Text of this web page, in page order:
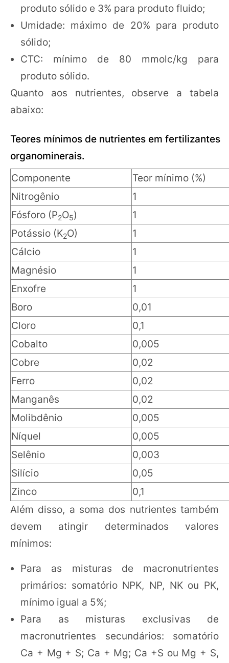
produto sólido e 3% para produto fluido;
Umidade: máximo de 20% para produto
sólido;
CTC: mínimo de 80 mmolc/kg para
produto sólido.
Quanto aos nutrientes, observe a tabela
abaixo:
Teores mínimos de nutrientes em fertilizantes
organominerais.
Componente
Teor mínimo (%)
Nitrogênio
1
Fósforo (P2O5)
1
Potássio (K2O)
1
Cálcio
1
Magnésio
1
Enxofre
1
Boro
0,01
Cloro
0,1
Cobalto
0,005
Cobre
0,02
Ferro
0,02
Manganês
0,02
Molibdênio
0,005
Níquel
0,005
Selênio
0,003
Silício
0,05
Zinco
0,1
Além disso, a soma dos nutrientes também
devem atingir determinados valores
mínimos:
Para as misturas de macronutrientes
primários: somatório NPK, NP, NK ou PK,
mínimo igual a 5%;
Para as misturas exclusivas de
macronutrientes secundários: somatório
Ca + Mg + S; Ca + Mg; Ca +S ou Mg + S,